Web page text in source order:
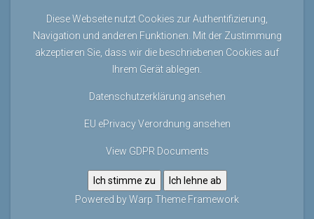
Diese Webseite nutzt Cookies zur Authentifizierung,
Navigation und anderen Funktionen. Mit der Zustimmung
akzeptieren Sie, dass wir die beschriebenen Cookies auf
Ihrem Gerät ablegen.
Datenschutzerklärung ansehen
EU ePrivacy Verordnung ansehen
View GDPR Documents
Ich stimme zu
Ich lehne ab
Powered byWarp Theme Framework